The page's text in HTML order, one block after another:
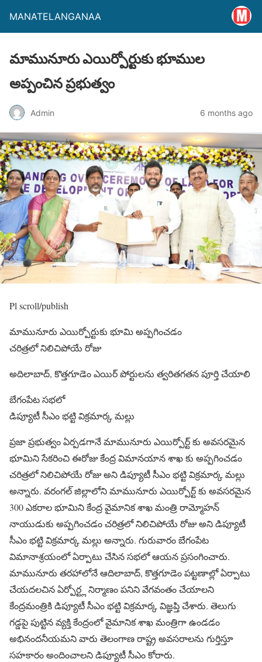
MANATELANGANAA
మామునూరు ఎయిర్పోర్టుకు భూముల
అప్పంచిన ప్రభుత్వం
Admin 6 months ago
Pl scroll/publish
మామునూరు ఎయిర్పోర్టుకు భూమి అప్పగించడం
చరిత్రలో నిలిచిపోయే రోజు
అదిలాబాద్, కొత్తగూడెం ఎయిర్ పోర్టులను త్వరితగతన పూర్తి చేయాలి
బేగంపేట సభలో
డిప్యూటీ సీఎం భట్టి విక్రమార్క మల్లు
ప్రజా ప్రభుత్వం ఏర్పడగానే మామునూరు ఎయిర్పోర్ట్ కు అవసరమైన
భూమిని సేకరించి ఈరోజు కేంద్ర విమానయాన శాఖ కు అప్పగించడం
చరిత్రలో నిలిచిపోయే రోజు అని డిప్యూటీ సీఎం భట్టి విక్రమార్క మల్లు
అన్నారు. వరంగల్ జిల్లాలోని మామునూరు ఎయిర్పోర్ట్ కు అవసరమైన
300 ఎకరాల భూమిని కేంద్ర వైమానిక శాఖ మంత్రి రామ్మోహన్
నాయుడుకు అప్పగించడం చరిత్రలో నిలిచిపోయే రోజు అని డిప్యూటీ
సీఎం భట్టి విక్రమార్క మల్లు అన్నారు. గురువారం బేగంపేట
విమానాశ్రయంలో ఏర్పాటు చేసిన సభలో ఆయన ప్రసంగించారు.
మామునూరు తరహాలోనే ఆదిలాబాద్, కొత్తగూడెం పట్టణాల్లో ఏర్పాటు
చేయదలచిన ఏర్పోర్ట్ల నిర్మాణం పనిని వేగవంతం చేయాలని
కేంద్రమంత్రికి డిప్యూటీ సీఎం భట్టి విక్రమార్క విజ్ఞప్తి చేశారు. తెలుగు
గడ్డపై పుట్టిన వ్యక్తి కేంద్రంలో వైమానిక శాఖ మంత్రిగా ఉండడం
అభినందనీయమని వారు తెలంగాణ రాష్ట్ర అవసరాలను గుర్తిస్తూ
సహకారం అందించాలని డిప్యూటీ సీఎం కోరారు.